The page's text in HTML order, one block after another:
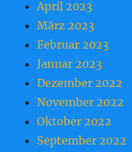
April 2023
März 2023
Februar 2023
Januar 2023
Dezember 2022
November 2022
Oktober 2022
September 2022